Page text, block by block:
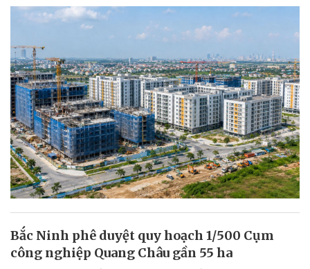
Bắc Ninh phê duyệt quy hoạch 1/500 Cụm
công nghiệp Quang Châu gần 55 ha